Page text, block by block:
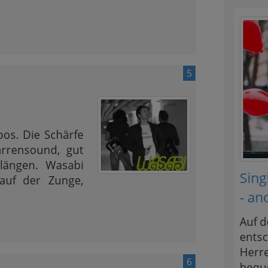
5
Die Schärfe
gut
Wasabi
der Zunge,
6
-
Auf